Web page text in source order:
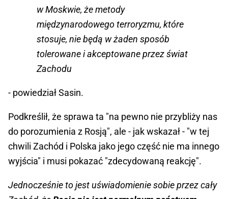
w Moskwie, że metody
międzynarodowego terroryzmu, które
stosuje, nie będą w żaden sposób
tolerowane i akceptowane przez świat
Zachodu
- powiedział Sasin.
Podkreślił, że sprawa ta "na pewno nie przybliży nas
do porozumienia z Rosją", ale - jak wskazał - "w tej
chwili Zachód i Polska jako jego część nie ma innego
wyjścia" i musi pokazać "zdecydowaną reakcję".
Jednocześnie to jest uświadomienie sobie przez cały